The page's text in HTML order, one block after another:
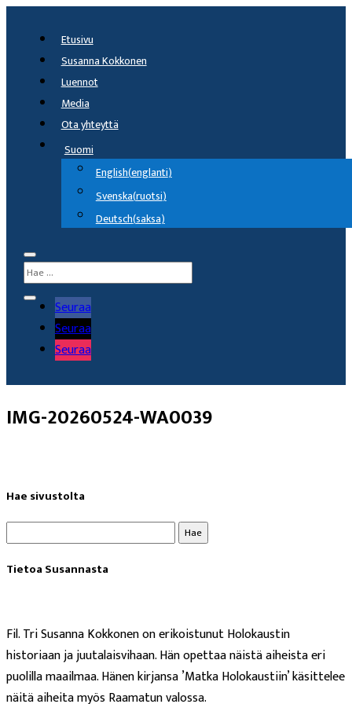
Etusivu
Susanna Kokkonen
Luennot
Media
Ota yhteyttä
Suomi
English(englanti)
Svenska(ruotsi)
Deutsch(saksa)
Seuraa
Seuraa
Seuraa
IMG-20260524-WA0039
Hae sivustolta
Tietoa Susannasta
Fil. Tri Susanna Kokkonen on erikoistunut Holokaustin
historiaan ja juutalaisvihaan. Hän opettaa näistä aiheista eri
puolilla maailmaa. Hänen kirjansa ’Matka Holokaustiin’ käsittelee
näitä aiheita myös Raamatun valossa.